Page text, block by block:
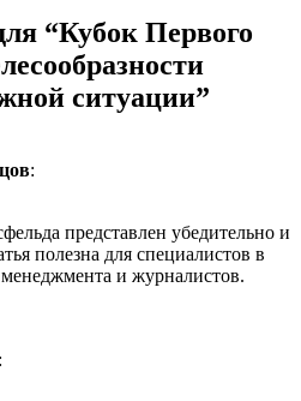
“Кубок Первого
ситуации”
:
представлен убедительно и
полезна для специалистов в
и журналистов.
: